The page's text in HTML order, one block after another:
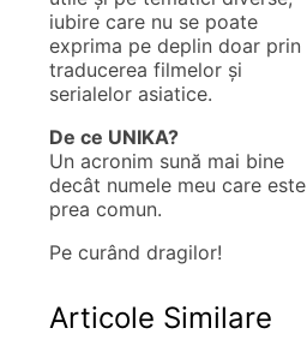
iubire care nu se poate
exprima pe deplin doar prin
traducerea filmelor și
serialelor asiatice.
De ce UNIKA?
Un acronim sună mai bine
decât numele meu care este
prea comun.
Pe curând dragilor!
Articole Similare